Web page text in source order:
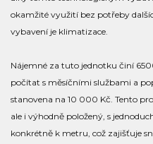
okamžité využití bez potřeby
vybavení je klimatizace.
Nájemné za tuto jednotku činí
počítat s měsíčními službami a
stanovena na 10 000 Kč. Tento
ale i výhodně položený, s
konkrétně k metru, což zajišťuje